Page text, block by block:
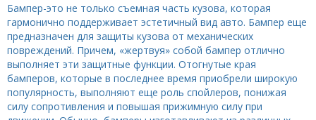
Бампер-это не только съемная часть кузова, которая
гармонично поддерживает эстетичный вид авто. Бампер еще
предназначен для защиты кузова от механических
повреждений. Причем, «жертвуя» собой бампер отлично
выполняет эти защитные функции. Отогнутые края
бамперов, которые в последнее время приобрели широкую
популярность, выполняют еще роль спойлеров, понижая
силу сопротивления и повышая прижимную силу при